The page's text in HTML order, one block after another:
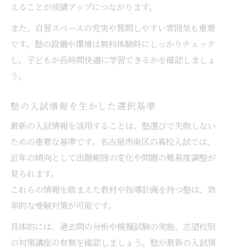
えることが成績アップにつながります。
また、自習スペースの充実や質問しやすい雰囲気も重要
です。塾の設備や環境は無料体験時にしっかりチェック
し、子どもが長時間快適に学習できるかを確認しましょ
う。
塾の入試情報を生かした選択基準
最新の入試情報を活用することは、塾選びで失敗しない
ための重要な基準です。名古屋市南区の高校入試では、
近年の傾向として出題範囲の変化や問題の難易度調整が
見られます。
これらの情報を踏まえた教材や指導計画を持つ塾は、効
率的な受験対策が可能です。
具体的には、過去問の分析や模擬試験の実施、志望校別
の対策講座の有無を確認しましょう。塾が最新の入試情